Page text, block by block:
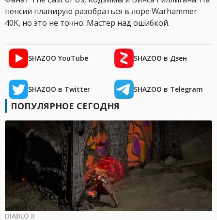
пенсии планирую разобраться в лоре Warhammer
40K, но это не точно. Мастер над ошибкой.
SHAZOO YouTube SHAZOO в Дзен
SHAZOO в Twitter SHAZOO в Telegram
ПОПУЛЯРНОЕ СЕГОДНЯ
DIABLO II